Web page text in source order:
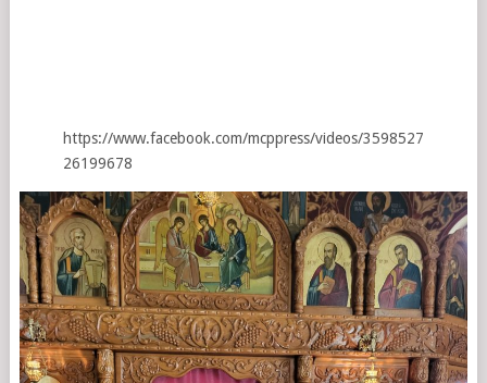
https://www.facebook.com/mcppress/videos/3598527
26199678